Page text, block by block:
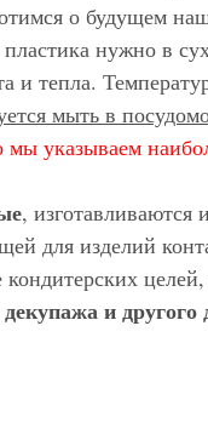
о будущем
нужно в
и тепла.
мыть в
указываем
,
для изделий
кондитерских
и другого